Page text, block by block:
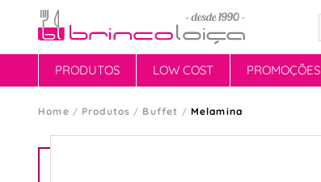
PRODUTOS LOW COST PROMOÇÕES
Home Produtos Buffet Melamina